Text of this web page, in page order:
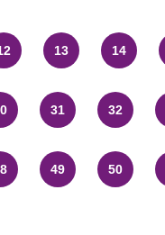
13 14
31 32
49 50